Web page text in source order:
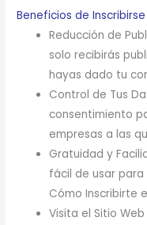
Beneficios de
Reducción de
solo recibirás
hayas dado tu
Control de Tus
consentimiento
empresas a las
Gratuidad y
fácil de usar para
Cómo Inscribirte
Visita el Sitio